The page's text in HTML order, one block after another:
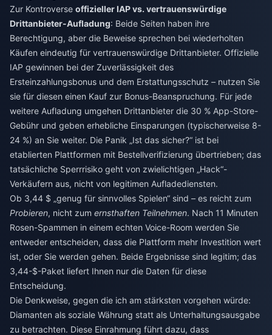
Zur Kontroverse offizieller IAP vs. vertrauenswürdige
Drittanbieter-Aufladung: Beide Seiten haben ihre
Berechtigung, aber die Beweise sprechen bei wiederholten
Käufen eindeutig für vertrauenswürdige Drittanbieter. Offizielle
IAP gewinnen bei der Zuverlässigkeit des
Ersteinzahlungsbonus und dem Erstattungsschutz – nutzen Sie
sie für diesen einen Kauf zur Bonus-Beanspruchung. Für jede
weitere Aufladung umgehen Drittanbieter die 30 % App-Store-
Gebühr und geben erhebliche Einsparungen (typischerweise 8-
24 %) an Sie weiter. Die Panik „Ist das sicher?“ ist bei
etablierten Plattformen mit Bestellverifizierung übertrieben; das
tatsächliche Sperrrisiko geht von zwielichtigen „Hack“-
Verkäufern aus, nicht von legitimen Aufladediensten.
Ob 3,44 $ „genug für sinnvolles Spielen“ sind – es reicht zum
Probieren, nicht zum ernsthaften Teilnehmen. Nach 11 Minuten
Rosen-Spammen in einem echten Voice-Room werden Sie
entweder entscheiden, dass die Plattform mehr Investition wert
ist, oder Sie werden gehen. Beide Ergebnisse sind legitim; das
3,44-$-Paket liefert Ihnen nur die Daten für diese
Entscheidung.
Die Denkweise, gegen die ich am stärksten vorgehen würde:
Diamanten als soziale Währung statt als Unterhaltungsausgabe
zu betrachten. Diese Einrahmung führt dazu, dass